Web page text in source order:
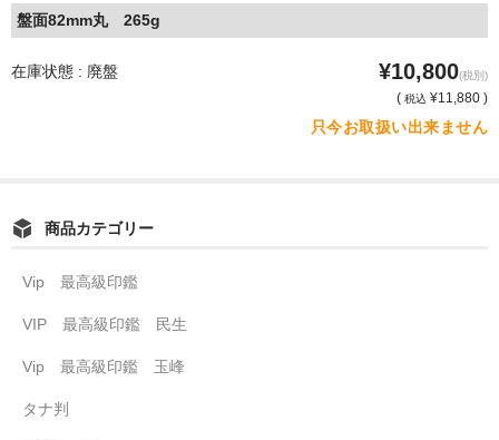
盤面82mm丸 265g
在庫状態 : 廃盤 ¥10,800(税別)
( 税込 ¥11,880 )
只今お取扱い出来ません
商品カテゴリー
Vip 最高級印鑑
VIP 最高級印鑑 民生
Vip 最高級印鑑 玉峰
タナ判